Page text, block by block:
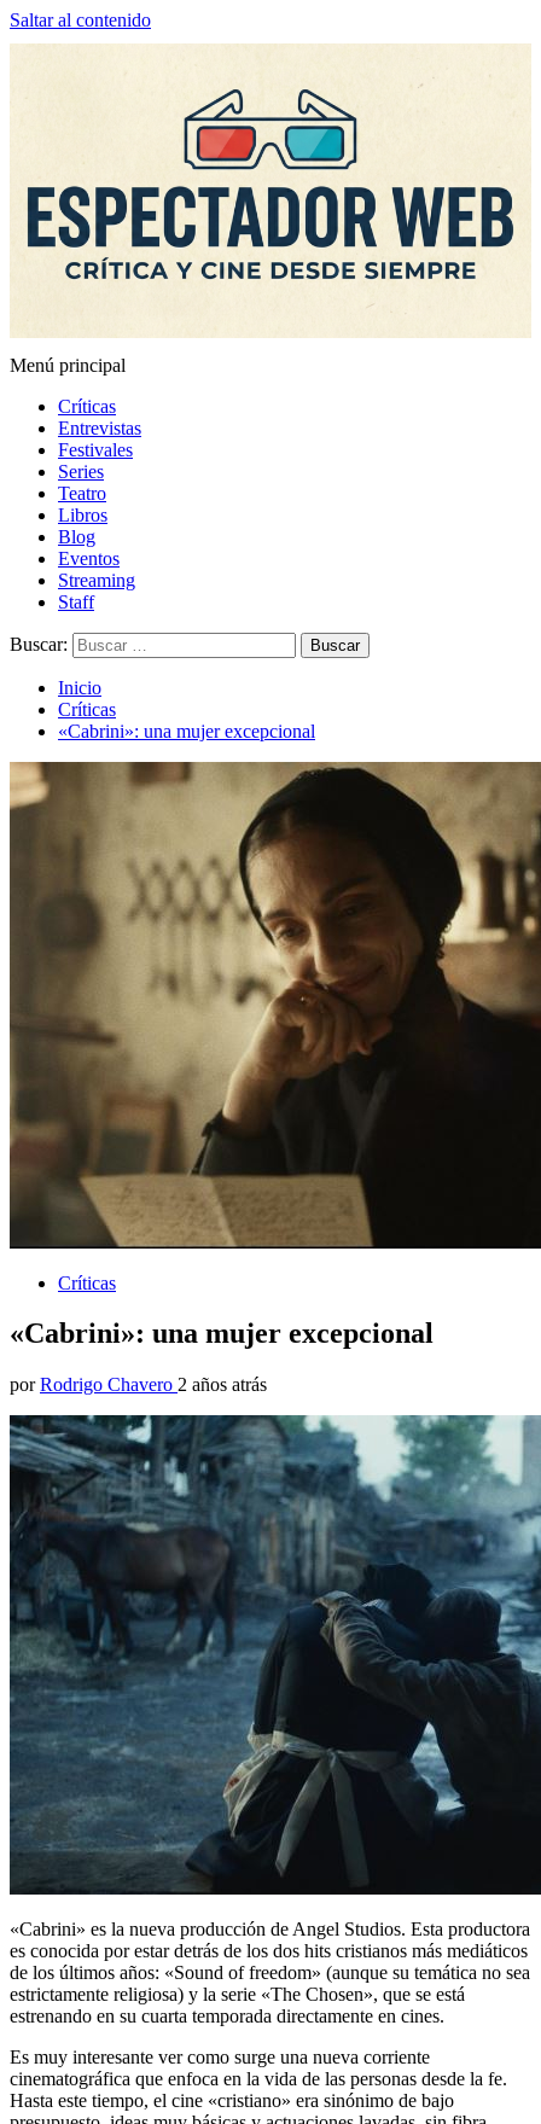
Saltar al contenido
Espectador Web
Menú principal
Críticas
Entrevistas
Festivales
Series
Teatro
Libros
Blog
Eventos
Streaming
Staff
Buscar:
Inicio
Críticas
«Cabrini»: una mujer excepcional
Críticas
«Cabrini»: una mujer excepcional
por Rodrigo Chavero 2 años atrás
«Cabrini» es la nueva producción de Angel Studios. Esta productora
es conocida por estar detrás de los dos hits cristianos más mediáticos
de los últimos años: «Sound of freedom» (aunque su temática no sea
estrictamente religiosa) y la serie «The Chosen», que se está
estrenando en su cuarta temporada directamente en cines.
Es muy interesante ver como surge una nueva corriente
cinematográfica que enfoca en la vida de las personas desde la fe.
Hasta este tiempo, el cine «cristiano» era sinónimo de bajo